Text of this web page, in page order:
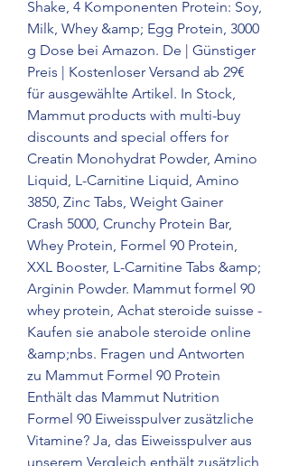
Shake, 4 Komponenten Protein: Soy,
Milk, Whey &amp; Egg Protein, 3000
g Dose bei Amazon. De | Günstiger
Preis | Kostenloser Versand ab 29€
für ausgewählte Artikel. In Stock,
Mammut products with multi-buy
discounts and special offers for
Creatin Monohydrat Powder, Amino
Liquid, L-Carnitine Liquid, Amino
3850, Zinc Tabs, Weight Gainer
Crash 5000, Crunchy Protein Bar,
Whey Protein, Formel 90 Protein,
XXL Booster, L-Carnitine Tabs &amp;
Arginin Powder. Mammut formel 90
whey protein, Achat steroide suisse -
Kaufen sie anabole steroide online
&amp;nbs. Fragen und Antworten
zu Mammut Formel 90 Protein
Enthält das Mammut Nutrition
Formel 90 Eiweisspulver zusätzliche
Vitamine? Ja, das Eiweisspulver aus
unserem Vergleich enthält zusätzlich